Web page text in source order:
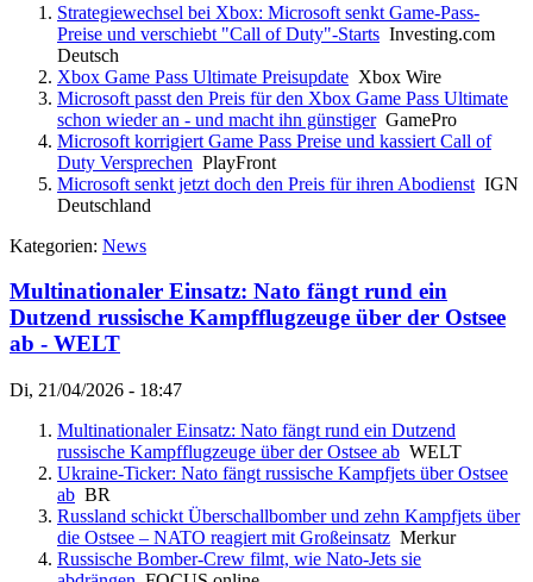
Strategiewechsel bei Xbox: Microsoft senkt Game-Pass-
Preise und verschiebt "Call of Duty"-Starts Investing.com
Deutsch
Xbox Game Pass Ultimate Preisupdate Xbox Wire
Microsoft passt den Preis für den Xbox Game Pass Ultimate
schon wieder an - und macht ihn günstigerGamePro
Microsoft korrigiert Game Pass Preise und kassiert Call of
Duty Versprechen PlayFront
Microsoft senkt jetzt doch den Preis für ihren Abodienst IGN
Deutschland
Kategorien: News
Multinationaler Einsatz: Nato fängt rund ein
Dutzend russische Kampfflugzeuge über der Ostsee
ab - WELT
Di, 21/04/2026 - 18:47
Multinationaler Einsatz: Nato fängt rund ein Dutzend
russische Kampfflugzeuge über der Ostsee ab WELT
Ukraine-Ticker: Nato fängt russische Kampfjets über Ostsee
ab BR
Russland schickt Überschallbomber und zehn Kampfjets über
die Ostsee – NATO reagiert mit Großeinsatz Merkur
Russische Bomber-Crew filmt, wie Nato-Jets sie